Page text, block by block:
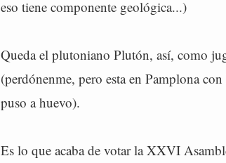
eso tiene componente geológica...)
Queda el plutoniano Plutón, así, como
(perdónenme, pero esta en Pamplona
puso a huevo).
Es lo que acaba de votar la XXVI